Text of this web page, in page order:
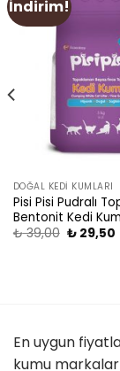
İndirim!
DOĞAL KEDI KUMLARI
Pisi Pisi Pudralı
Bentonit Kedi
₺39,00 ₺29,50
En uygun
kumu